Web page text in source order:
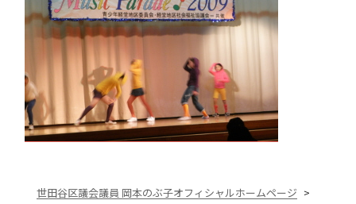
世田谷区議会議員 岡本のぶ子オフィシャルホームページ